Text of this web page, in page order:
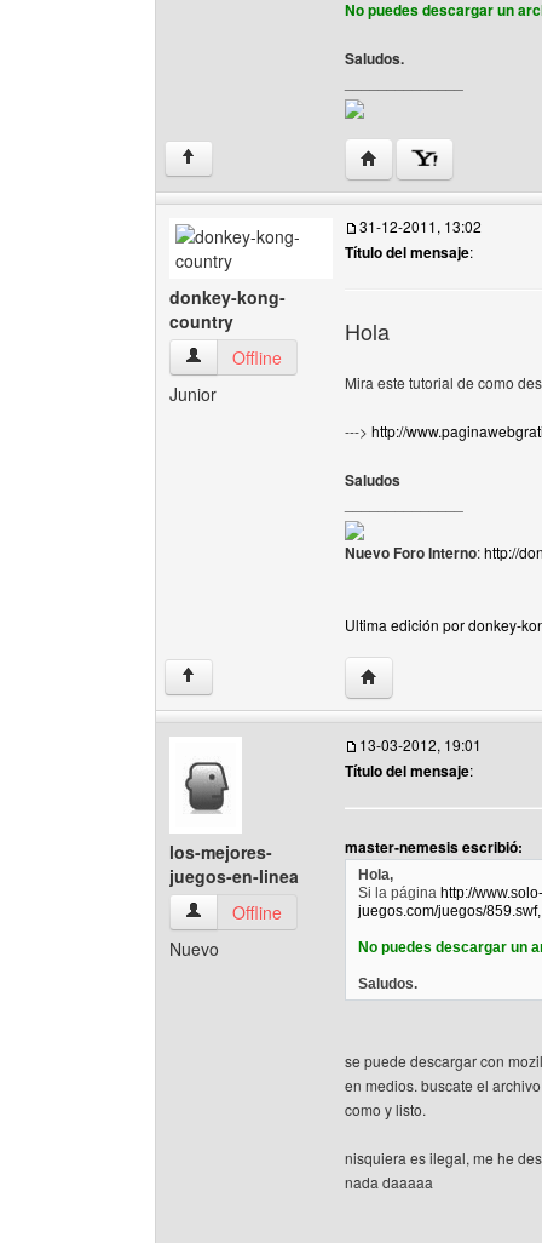
No puedes descargar un
Saludos.
↑ Visitar sitio web del
donkey-kong-
country
donkey-kong-country Ver perfil del usuario
Offline
Junior
31-12-2011, 13:02
Título del mensaje:
Hola
Mira este tutorial de como
---> http://
Saludos
Nuevo Foro Interno:http://
Ultima edición por donkey-
↑ Visitar sitio web del
los-mejores-
juegos-en-linea
los-mejores-juegos-en-linea Ver perfil del
Offline
Nuevo
13-03-2012, 19:01
Título del mensaje:
master-nemesis escribió:
Hola,
Si la página http://
juegos.com/juegos/859.swf,
No puedes descargar un
Saludos.
se puede descargar con
en medios. buscate el
como y listo.
nisquiera es ilegal, me he
nada daaaaa